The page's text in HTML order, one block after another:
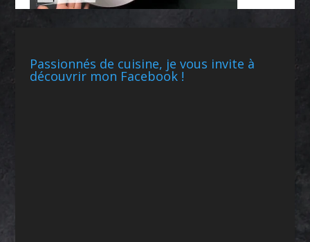
Passionnés de cuisine, je vous invite à
découvrir mon Facebook !